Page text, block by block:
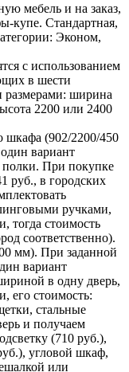
мебель и на заказ,
купе. Стандартная,
Эконом,
с использованием
в шести
размерами: ширина
2200 или 2400
шкафа (902/2200/450
вариант
При покупке
руб., в городских
ручками,
тогда стоимость
соответственно).
мм). При заданной
вариант
в одну дверь,
его стоимость:
стальные
и получаем
(710 руб.),
угловой шкаф,
или